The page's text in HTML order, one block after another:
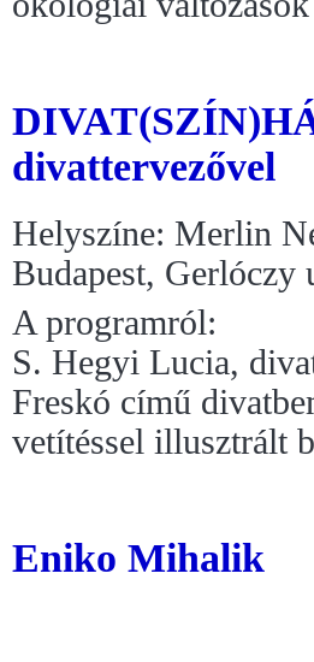
divattervezővel
Helyszíne: Merlin
Budapest, Gerlóczy
A programról:
S. Hegyi Lucia,
Freskó című
vetítéssel illusztrált
Eniko Mihalik